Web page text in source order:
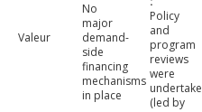
Valeur
No
major
demand-
side
financing
mechanisms
in place
Policy
and
program
reviews
were
(led by